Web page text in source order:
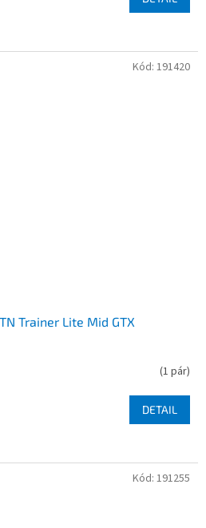
Trainer Lite Mid GTX
(1 pár)
DETAIL
Kód: 191420
Kód: 191255